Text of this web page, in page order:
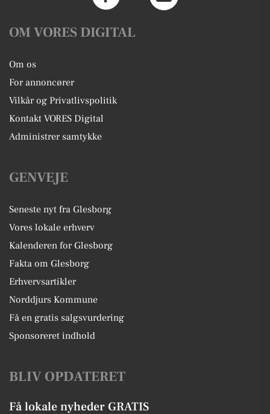
OM VORES DIGITAL
Om os
For annoncører
Vilkår og Privatlivspolitik
Kontakt VORES Digital
Administrer samtykke
GENVEJE
Seneste nyt fra Glesborg
Vores lokale erhverv
Kalenderen for Glesborg
Fakta om Glesborg
Erhvervsartikler
Norddjurs Kommune
Få en gratis salgsvurdering
Sponsoreret indhold
BLIV OPDATERET
Få lokale nyheder GRATIS